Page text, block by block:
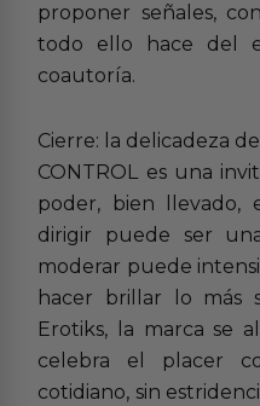
proponer señales,
todo ello hace del
coautoría.
Cierre: la delicadeza
CONTROL es una
poder, bien llevado,
dirigir puede ser
moderar puede
hacer brillar lo más
Erotiks, la marca se
celebra el placer
cotidiano, sin